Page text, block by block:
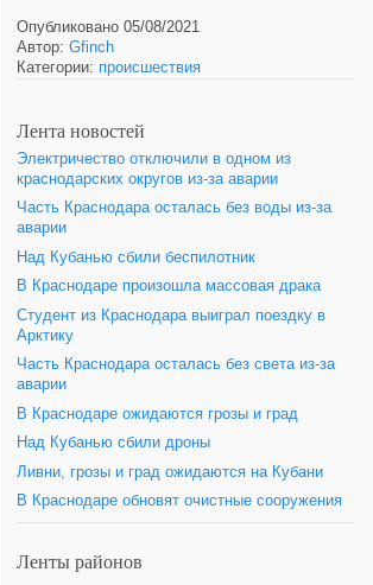
Опубликовано 05/08/2021
Автор: Gfinch
Категории: происшествия
Лента новостей
Электричество отключили в одном из
краснодарских округов из-за аварии
Часть Краснодара осталась без воды из-за
аварии
Над Кубанью сбили беспилотник
В Краснодаре произошла массовая драка
Студент из Краснодара выиграл поездку в
Арктику
Часть Краснодара осталась без света из-за
аварии
В Краснодаре ожидаются грозы и град
Над Кубанью сбили дроны
Ливни, грозы и град ожидаются на Кубани
В Краснодаре обновят очистные сооружения
Ленты районов